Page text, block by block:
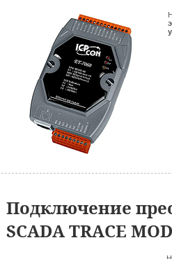
Подключение
SCADA TRACE